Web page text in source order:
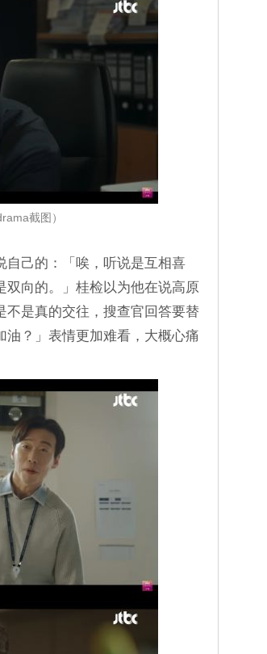
截图）
自己的：「唉，听说是互相喜
向的。」桂检以为他在说高原
是真的交往，搜查官回答要替
油？」表情更加难看，大概心痛